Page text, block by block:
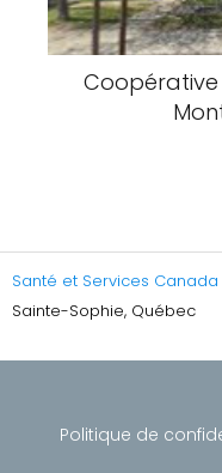
Coopérative
Santé et Services Canada
Sainte-Sophie, Québec
Politique de